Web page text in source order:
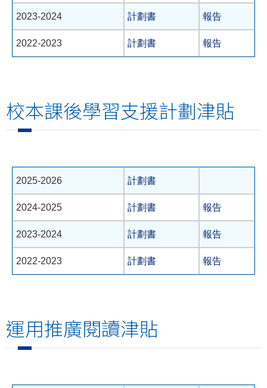
2023-2024 計劃書 報告
2022-2023 計劃書 報告
校本課後學習支援計劃津貼
2025-2026 計劃書
2024-2025 計劃書 報告
2023-2024 計劃書 報告
2022-2023 計劃書 報告
運用推廣閱讀津貼